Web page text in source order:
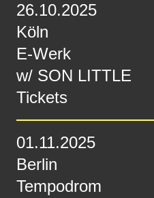
26.10.2025
Köln
E-Werk
w/ SON LITTLE
Tickets
01.11.2025
Berlin
Tempodrom